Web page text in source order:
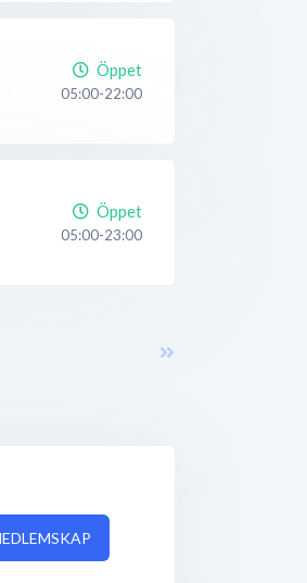
Öppet
05:00-22:00
Öppet
05:00-23:00